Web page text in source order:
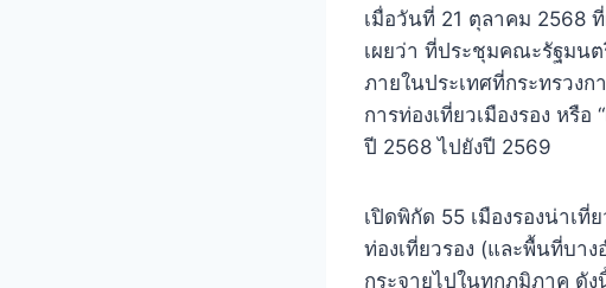
เมื่อวันที่ 21 ตุลาคม 2568
เผยว่า ที่ประชุมคณะรัฐมน
ภายในประเทศที่กระทรวง
การท่องเที่ยวเมืองรอง หรือ
ปี 2568 ไปยังปี 2569
เปิดพิกัด 55 เมืองรองน่าเ
ท่องเที่ยวรอง (และพื้นที่บา
กระจายไปในทุกภูมิภาค ดัง